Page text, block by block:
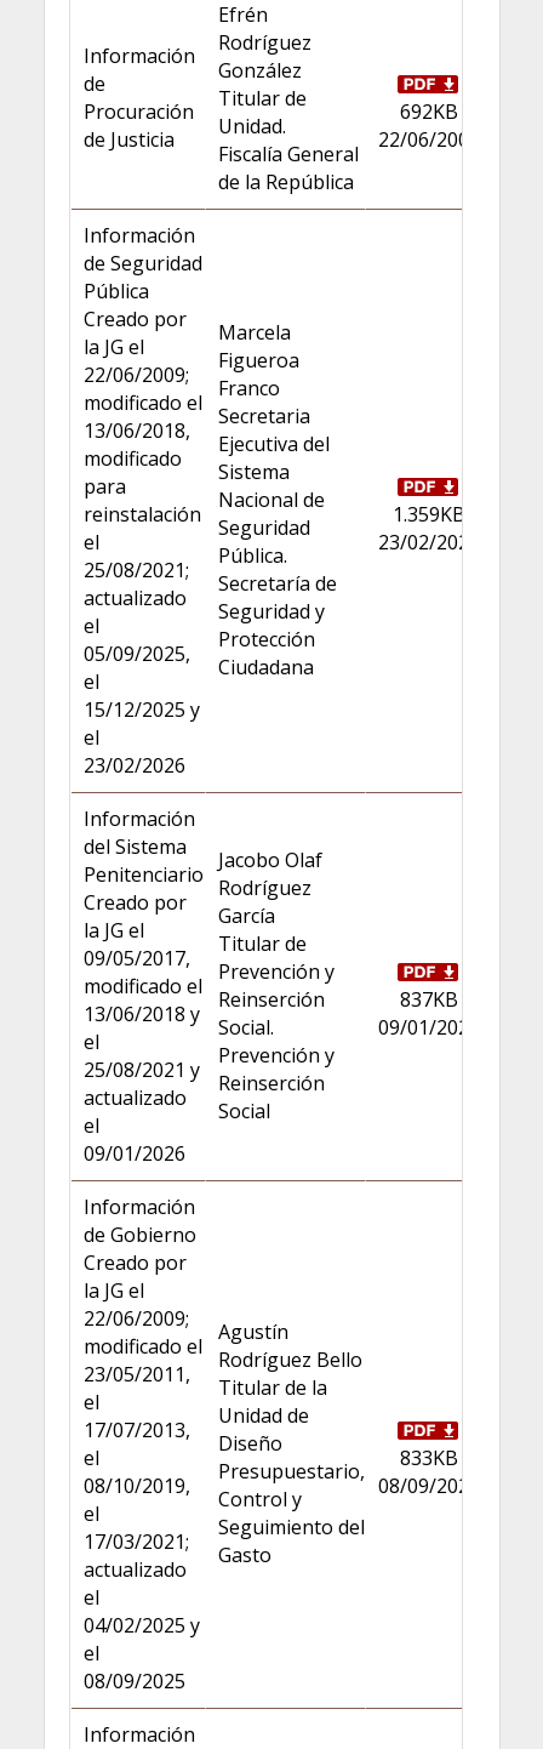
Información
de
Procuración
de Justicia
Efrén
Rodríguez
González
Titular de
Unidad.
Fiscalía General
de la República
692KB
22/06/2009
Información
de Seguridad
Pública
Creado por
la JG el
22/06/2009;
modificado el
13/06/2018,
modificado
para
reinstalación
el
25/08/2021;
actualizado
el
05/09/2025,
el
15/12/2025 y
el
23/02/2026
Marcela
Figueroa
Franco
Secretaria
Ejecutiva del
Sistema
Nacional de
Seguridad
Pública.
Secretaría de
Seguridad y
Protección
Ciudadana
1.359KB
23/02/2026
Información
del Sistema
Penitenciario
Creado por
la JG el
09/05/2017,
modificado el
13/06/2018 y
el
25/08/2021 y
actualizado
el
09/01/2026
Jacobo Olaf
Rodríguez
García
Titular de
Prevención y
Reinserción
Social.
Prevención y
Reinserción
Social
837KB
09/01/2026
Información
de Gobierno
Creado por
la JG el
22/06/2009;
modificado el
23/05/2011,
el
17/07/2013,
el
08/10/2019,
el
17/03/2021;
actualizado
el
04/02/2025 y
el
08/09/2025
Agustín
Rodríguez Bello
Titular de la
Unidad de
Diseño
Presupuestario,
Control y
Seguimiento del
Gasto
833KB
08/09/2025
Información